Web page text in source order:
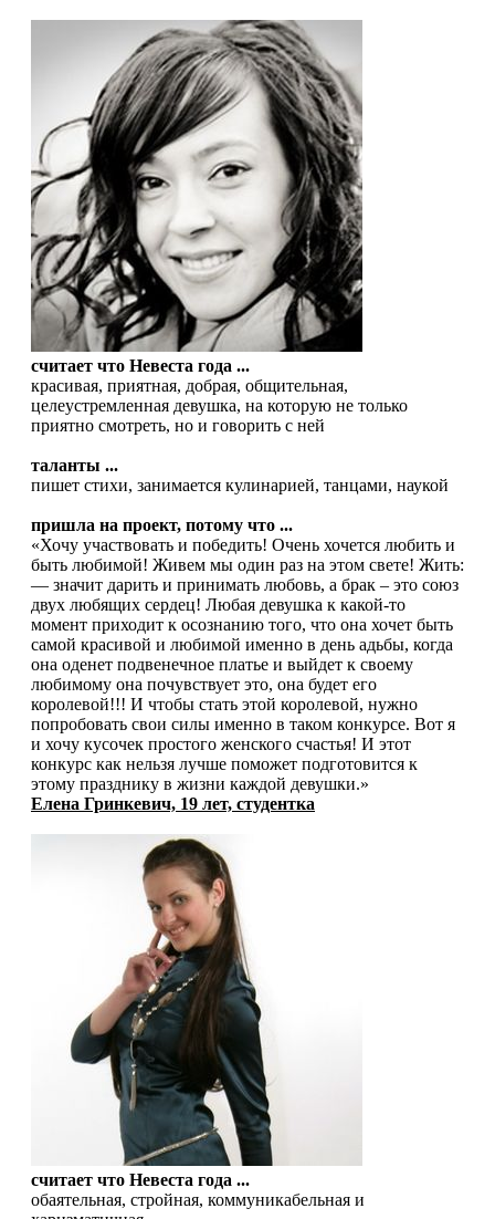
считает что Невеста года ...
красивая, приятная, добрая, общительная,
целеустремленная девушка, на которую не только
приятно смотреть, но и говорить с ней
таланты ...
пишет стихи, занимается кулинарией, танцами, наукой
пришла на проект, потому что ...
«Хочу участвовать и победить! Очень хочется любить и
быть любимой! Живем мы один раз на этом свете! Жить:
— значит дарить и принимать любовь, а брак – это союз
двух любящих сердец! Любая девушка к какой-то
момент приходит к осознанию того, что она хочет быть
самой красивой и любимой именно в день адьбы, когда
она оденет подвенечное платье и выйдет к своему
любимому она почувствует это, она будет его
королевой!!! И чтобы стать этой королевой, нужно
попробовать свои силы именно в таком конкурсе. Вот я
и хочу кусочек простого женского счастья! И этот
конкурс как нельзя лучше поможет подготовится к
этому празднику в жизни каждой девушки.»
Елена Гринкевич, 19 лет, студентка
считает что Невеста года ...
обаятельная, стройная, коммуникабельная и